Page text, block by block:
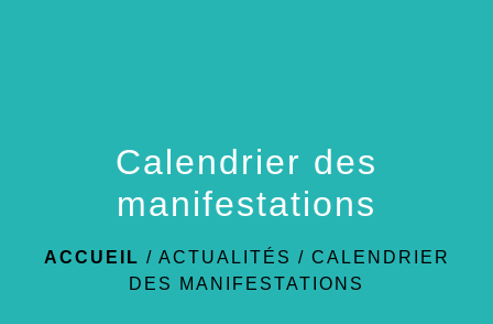
Calendrier des
manifestations
ACCUEIL / ACTUALITÉS / CALENDRIER
DES MANIFESTATIONS